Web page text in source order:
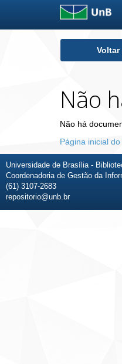
Voltar
Não
Não há
Página inicial
Universidade de Brasília -
Coordenadoria de Gestão da
(61) 3107-2683
repositorio@unb.br